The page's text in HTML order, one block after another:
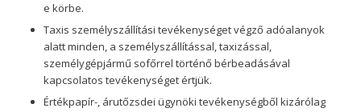
e körbe.
Taxis személyszállítási tevékenységet végző adóalanyok
alatt minden, a személyszállítással, taxizással,
személygépjármű sofőrrel történő bérbeadásával
kapcsolatos tevékenységet értjük.
Értékpapír-, árutőzsdei ügynöki tevékenységből kizárólag